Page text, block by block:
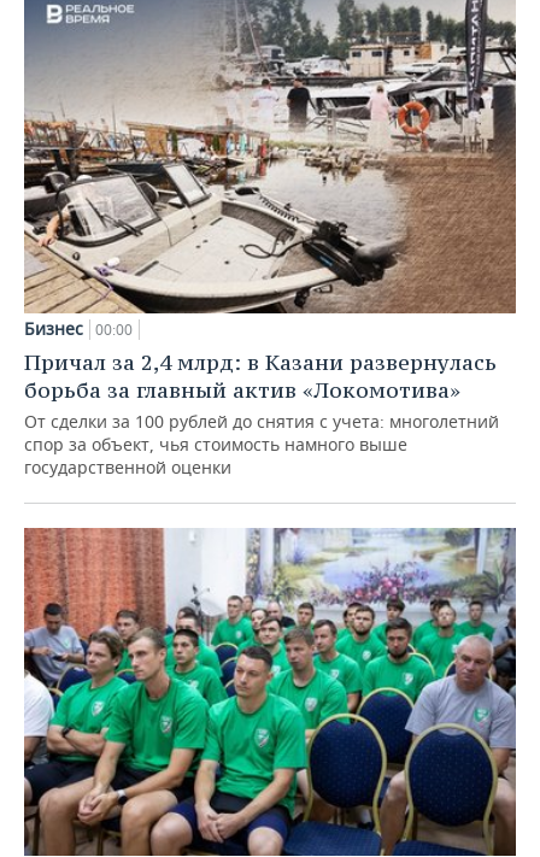
Бизнес 00:00
Причал за 2,4 млрд: в Казани развернулась
борьба за главный актив «Локомотива»
От сделки за 100 рублей до снятия с учета: многолетний
спор за объект, чья стоимость намного выше
государственной оценки